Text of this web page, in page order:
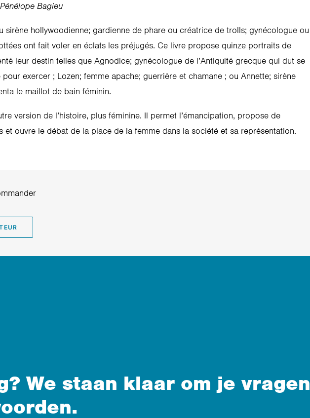
Bagieu
sirène hollywoodienne; gardienne de phare ou créatrice de trolls; gynécologue ou
ont fait voler en éclats les préjugés. Ce livre propose quinze portraits de
leur destin telles que Agnodice; gynécologue de l’Antiquité grecque qui dut se
exercer ; Lozen; femme apache; guerrière et chamane ; ou Annette; sirène
le maillot de bain féminin.
version de l’histoire, plus féminine. Il permet l’émancipation, propose de
et ouvre le débat de la place de la femme dans la société et sa représentation.
We staan klaar om je vragen